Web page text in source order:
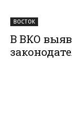
ВОСТОК
В ВКО